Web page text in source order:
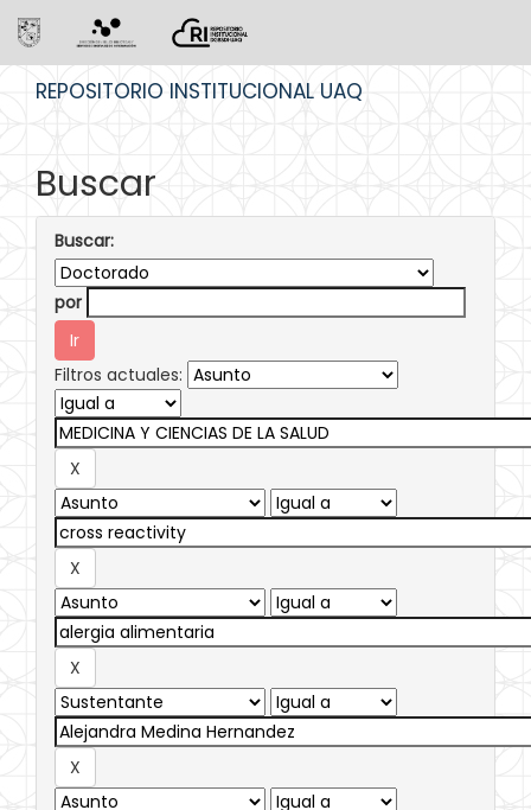
REPOSITORIO INSTITUCIONAL UAQ
Buscar
Buscar:
por
Filtros actuales: